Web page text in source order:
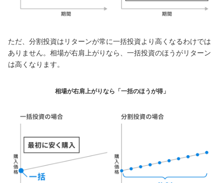
ただ、分割投資はリターンが常に一括投資より高くなるわけでは
ありません。相場が右肩上がりなら、一括投資のほうがリターン
は高くなります。
相場が右肩上がりなら「一括のほうが得」